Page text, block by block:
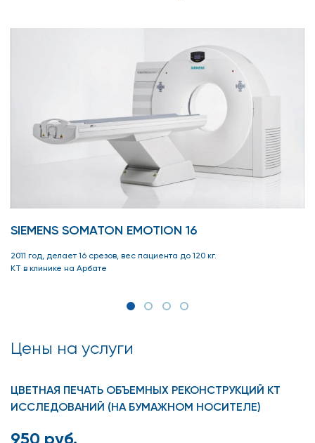
SIEMENS SOMATON EMOTION 16
2011 год, делает 16 срезов, вес пациента до 120 кг.
КТ в клинике на Арбате
Цены на услуги
ЦВЕТНАЯ ПЕЧАТЬ ОБЪЕМНЫХ РЕКОНСТРУКЦИЙ КТ
ИССЛЕДОВАНИЙ (НА БУМАЖНОМ НОСИТЕЛЕ)
950 руб.